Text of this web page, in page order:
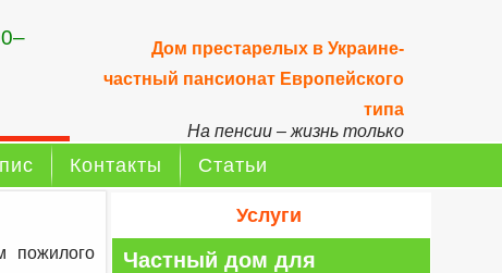
Дом престарелых в Украине-
частный пансионат Европейского
типа
На пенсии – жизнь только
Контакты Статьи
пожилого
Услуги
Частный дом для